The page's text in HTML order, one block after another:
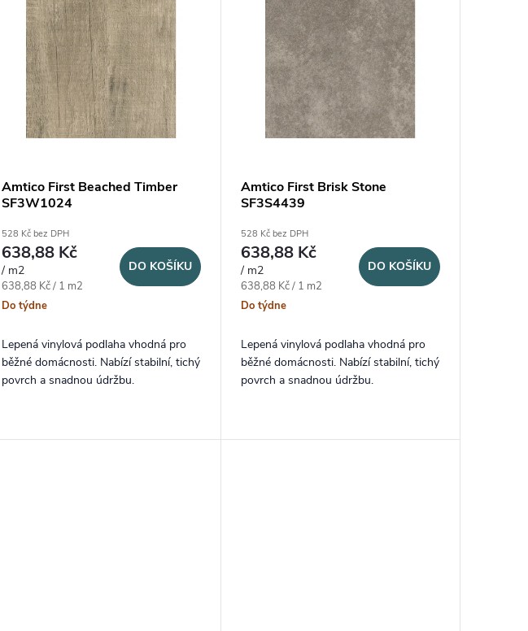
Amtico First Beached Timber
SF3W1024
528 Kč bez DPH
638,88 Kč
/ m2
Měrná cena:
638,88 Kč / 1 m2
Do týdne
DO KOŠÍKU
Lepená vinylová podlaha vhodná pro
běžné domácnosti. Nabízí stabilní, tichý
povrch a snadnou údržbu.
Amtico First Brisk Stone
SF3S4439
528 Kč bez DPH
638,88 Kč
/ m2
Měrná cena:
638,88 Kč / 1 m2
Do týdne
DO KOŠÍKU
Lepená vinylová podlaha vhodná pro
běžné domácnosti. Nabízí stabilní, tichý
povrch a snadnou údržbu.